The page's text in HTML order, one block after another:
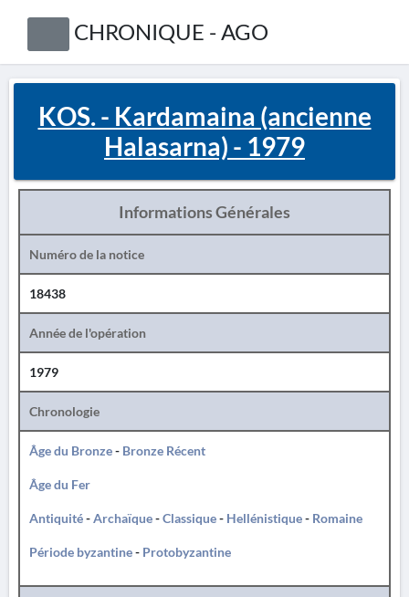
CHRONIQUE - AGO
KOS. - Kardamaina (ancienne
Halasarna) - 1979
Informations Générales
Numéro de la notice
18438
Année de l'opération
1979
Chronologie
Âge du Bronze- Bronze Récent
Âge du Fer
Antiquité-Archaïque-Classique- Hellénistique- Romaine
Période byzantine- Protobyzantine